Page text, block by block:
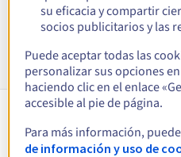
Información
Comprar un dominio
su eficacia y compartir
socios publicitarios y las
Puede aceptar todas las
personalizar sus opciones
haciendo clic en el enlace
accesible al pie de página.
Para más información,
de información y uso de